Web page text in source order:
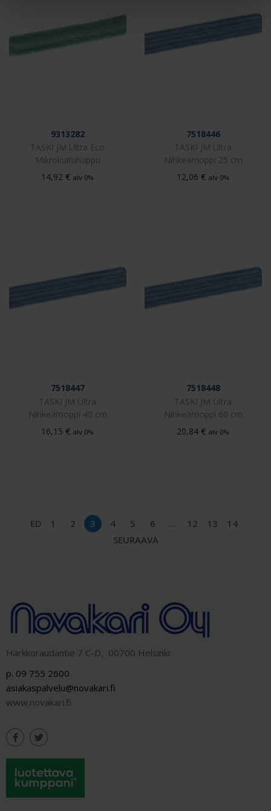
9313282
TASKI JM Ultra Eco
Mikrokuituhuppu
14,92 € alv 0%
7518446
TASKI JM Ultra
Nihkeämoppi 25 cm
12,06 € alv 0%
7518447
TASKI JM Ultra
Nihkeämoppi 40 cm
16,15 € alv 0%
7518448
TASKI JM Ultra
Nihkeämoppi 60 cm
20,84 € alv 0%
ED 1 2 3 4 5 6 … 12 13
14
SEURAAVA
Harkkoraudantie 7 C-D, 00700 Helsinki
p. 09 755 2600
asiakaspalvelu@novakari.fi
www.novakari.fi